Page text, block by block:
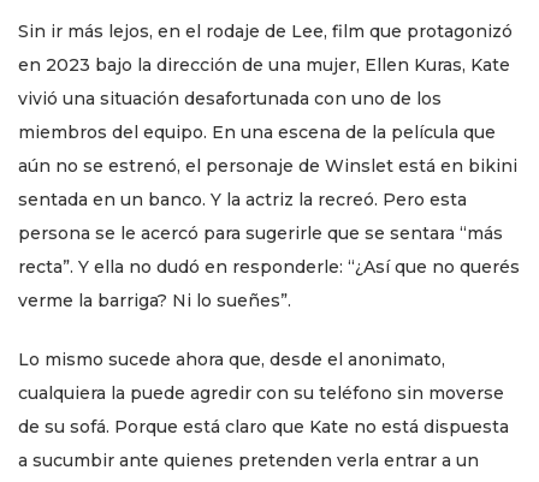
Sin ir más lejos, en el rodaje de Lee, film que protagonizó
en 2023 bajo la dirección de una mujer, Ellen Kuras, Kate
vivió una situación desafortunada con uno de los
miembros del equipo. En una escena de la película que
aún no se estrenó, el personaje de Winslet está en bikini
sentada en un banco. Y la actriz la recreó. Pero esta
persona se le acercó para sugerirle que se sentara “más
recta”. Y ella no dudó en responderle: “¿Así que no querés
verme la barriga? Ni lo sueñes”.
Lo mismo sucede ahora que, desde el anonimato,
cualquiera la puede agredir con su teléfono sin moverse
de su sofá. Porque está claro que Kate no está dispuesta
a sucumbir ante quienes pretenden verla entrar a un